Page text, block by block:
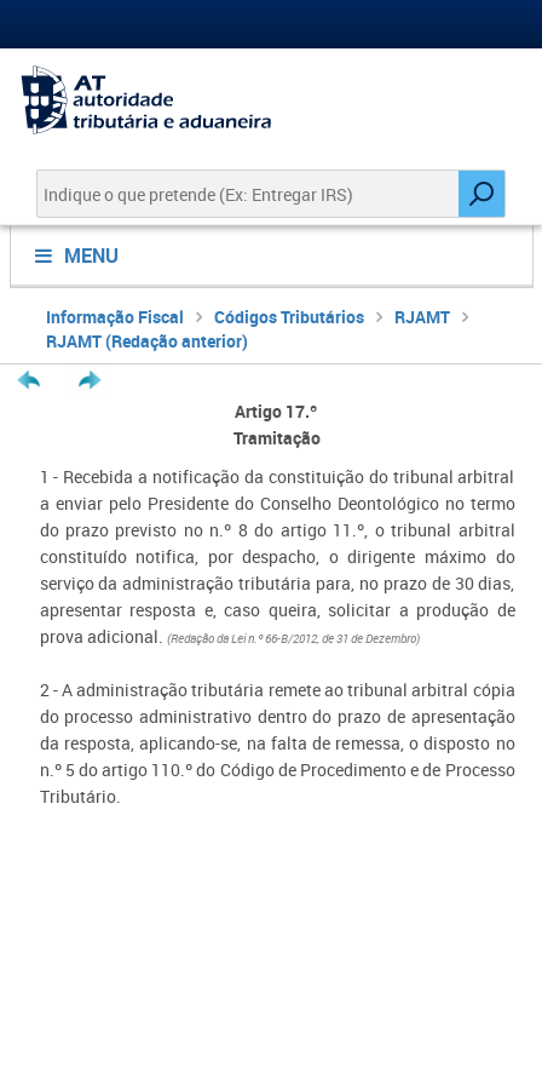
MENU
Informação Fiscal Códigos Tributários
RJAMT
RJAMT (Redação anterior)
Artigo 17.º
Tramitação
1 - Recebida a notificação da constituição do tribunal arbitral
a enviar pelo Presidente do Conselho Deontológico no termo
do prazo previsto no n.º 8 do artigo 11.º, o tribunal arbitral
constituído notifica, por despacho, o dirigente máximo do
serviço da administração tributária para, no prazo de 30 dias,
apresentar resposta e, caso queira, solicitar a produção de
prova adicional. (Redação da Lei n.º 66-B/2012, de 31 de Dezembro)
2 - A administração tributária remete ao tribunal arbitral cópia
do processo administrativo dentro do prazo de apresentação
da resposta, aplicando-se, na falta de remessa, o disposto no
n.º 5 do artigo 110.º do Código de Procedimento e de Processo
Tributário.